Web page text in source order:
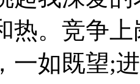
热。竞争
一如既望;